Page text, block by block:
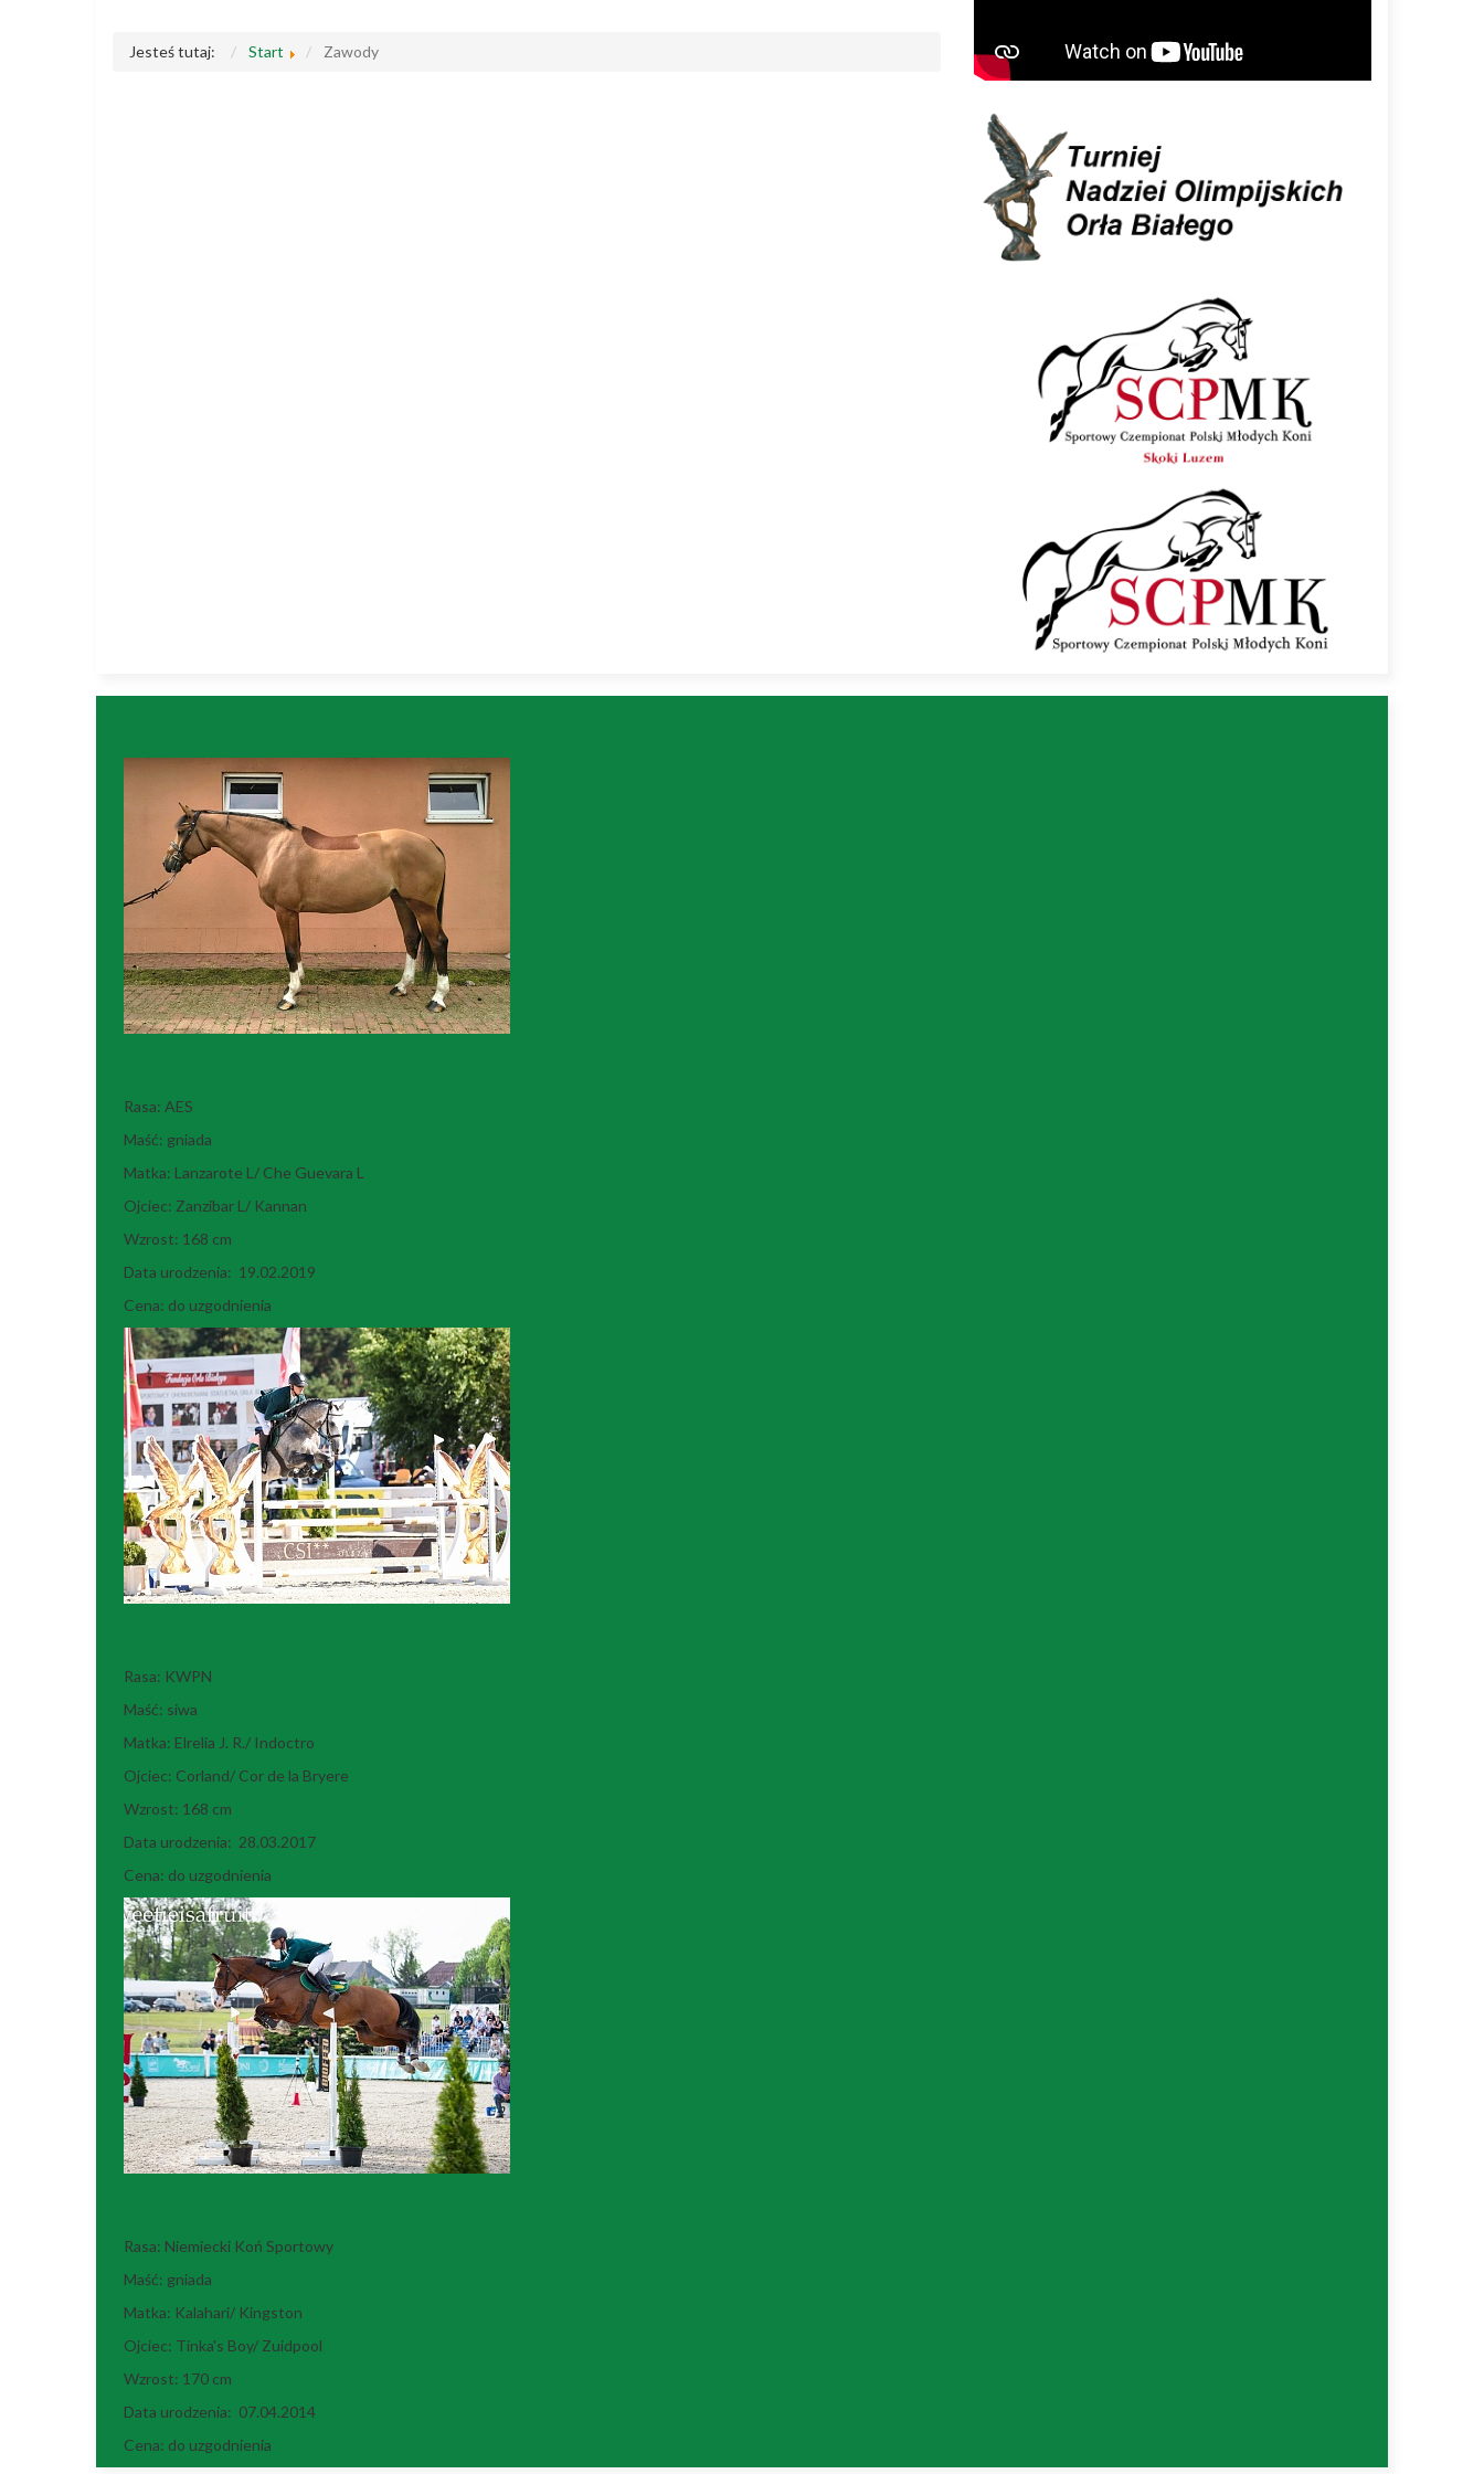
Jesteś tutaj: Start Zawody
Rasa: AES
Maść: gniada
Matka: Lanzarote L/ Che Guevara L
Ojciec: Zanzibar L/ Kannan
Wzrost: 168 cm
Data urodzenia: 19.02.2019
Cena: do uzgodnienia
Rasa: KWPN
Maść: siwa
Matka: Elrelia J. R./ Indoctro
Ojciec: Corland/ Cor de la Bryere
Wzrost: 168 cm
Data urodzenia: 28.03.2017
Cena: do uzgodnienia
Rasa: Niemiecki Koń Sportowy
Maść: gniada
Matka: Kalahari/ Kingston
Ojciec: Tinka's Boy/ Zuidpool
Wzrost: 170 cm
Data urodzenia: 07.04.2014
Cena: do uzgodnienia